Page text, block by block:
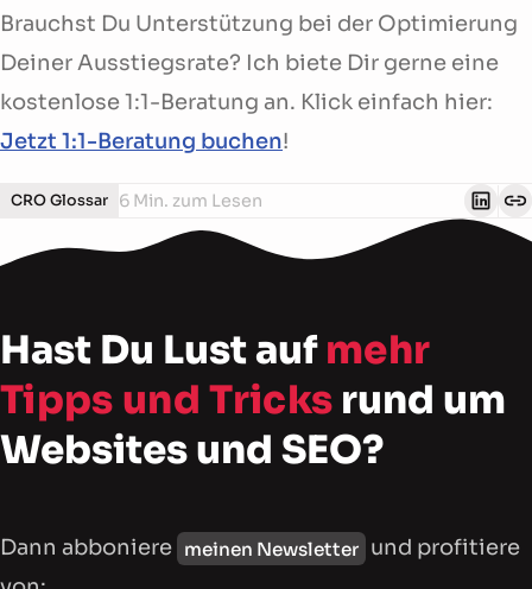
Brauchst Du Unterstützung bei der Optimierung
Deiner Ausstiegsrate? Ich biete Dir gerne eine
kostenlose 1:1-Beratung an. Klick einfach hier:
Jetzt 1:1-Beratung buchen!
CRO Glossar 6 Min. zum Lesen
Hast Du Lust auf mehr
Tipps und Tricks rund um
Websites und SEO?
Dann abboniere meinen Newsletter und profitiere